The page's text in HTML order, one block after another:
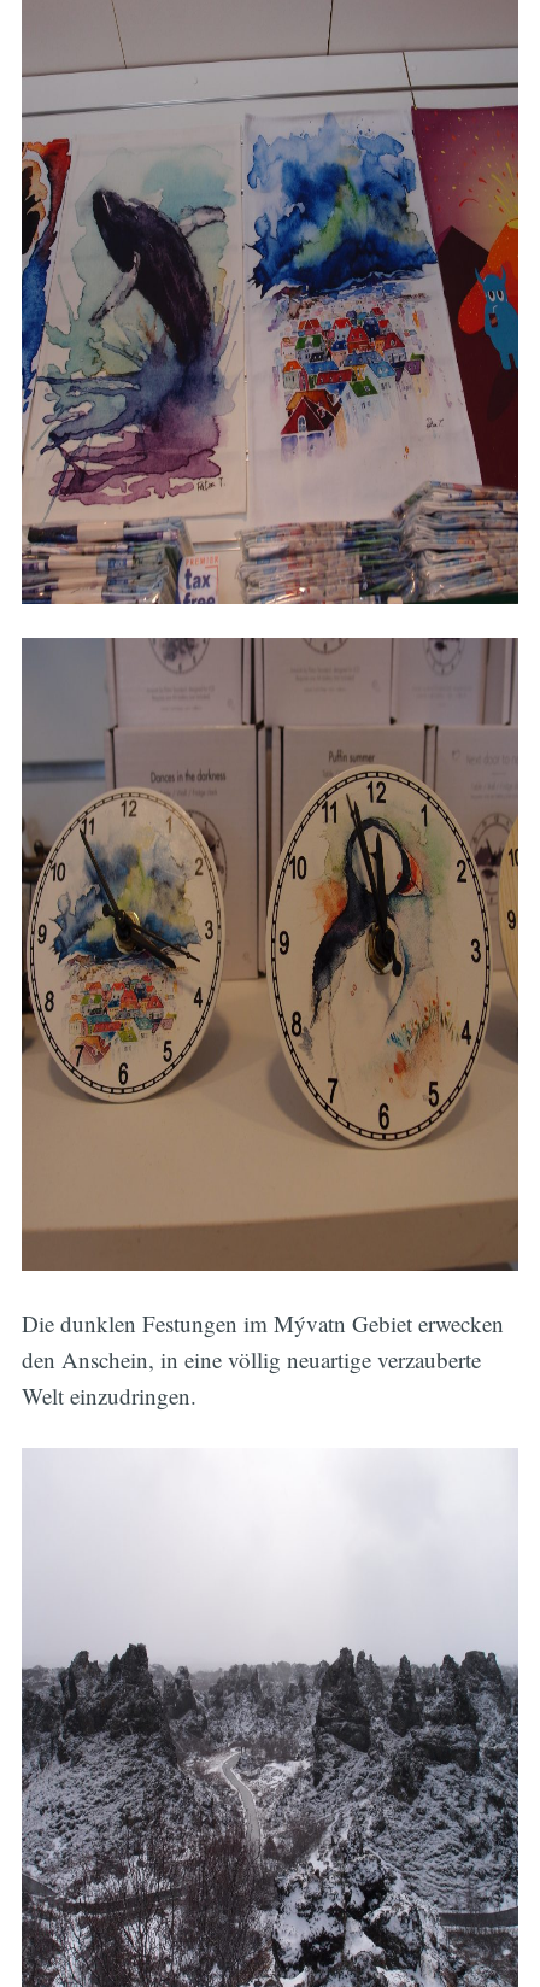
Die dunklen Festungen im Mývatn Gebiet erwecken
den Anschein, in eine völlig neuartige verzauberte
Welt einzudringen.